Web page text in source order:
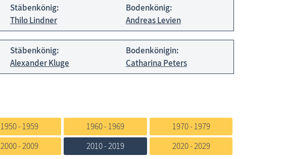
Stäbenkönig:
Thilo Lindner
Bodenkönig:
Andreas Levien
Stäbenkönig:
Alexander Kluge
Bodenkönigin:
Catharina Peters
1950 - 1959 1960 - 1969
1970 - 1979
2000 - 2009 2010 - 2019 2020 - 2029